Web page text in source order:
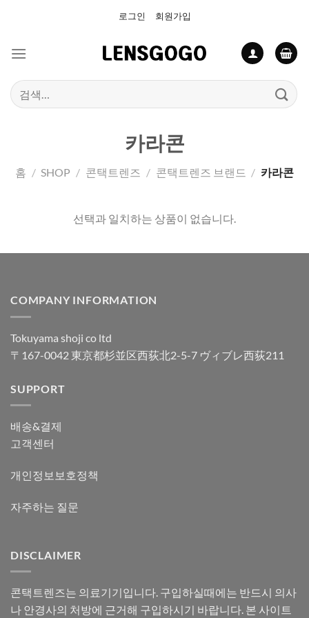
로그인 회원가입
검
색:
카라콘
홈 / SHOP / 콘택트렌즈 / 콘택트렌즈 브랜드 / 카라콘
선택과 일치하는 상품이 없습니다.
COMPANY INFORMATION
Tokuyama shoji co ltd
〒167-0042 東京都杉並区西荻北2-5-7 ヴィブレ西荻211
SUPPORT
배송&결제
고객센터
개인정보보호정책
자주하는 질문
DISCLAIMER
콘택트렌즈는 의료기기입니다. 구입하실때에는 반드시 의사
나 안경사의 처방에 근거해 구입하시기 바랍니다. 본 사이트